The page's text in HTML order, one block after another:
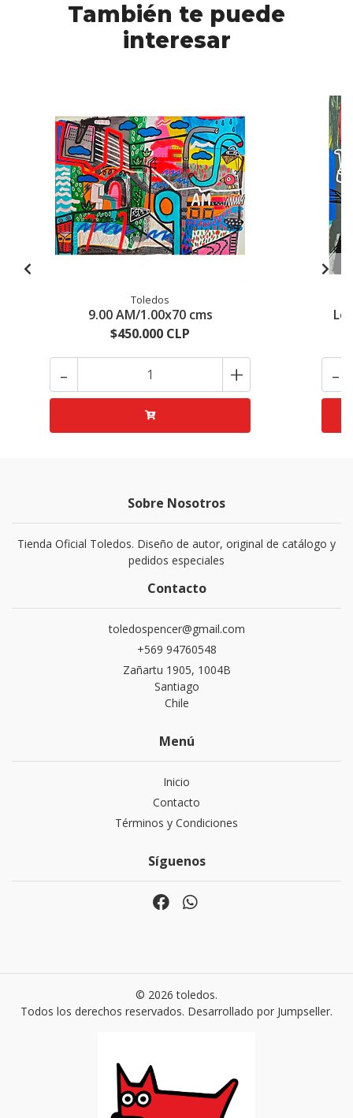
También te puede
interesar
Toledos
9.00 AM/1.00x70 cms
$450.000 CLP
- + -
Sobre Nosotros
Tienda Oficial Toledos. Diseño de autor, original de catálogo y
pedidos especiales
Contacto
toledospencer@gmail.com
+569 94760548
Zañartu 1905, 1004B
Santiago
Chile
Menú
Inicio
Contacto
Términos y Condiciones
Síguenos
© 2026 toledos.
Todos los derechos reservados. Desarrollado por Jumpseller.